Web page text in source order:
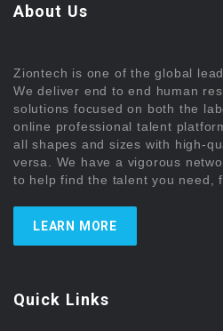
About Us
Ziontech is one of the global
We deliver end to end human
solutions focused on both the
online professional talent
all shapes and sizes with high-
versa. We have a vigorous
to help find the talent you need,
LEARN MORE
Quick Links